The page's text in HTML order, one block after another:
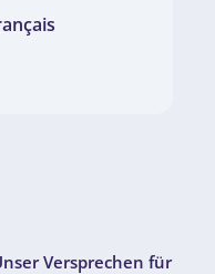
Versprechen für